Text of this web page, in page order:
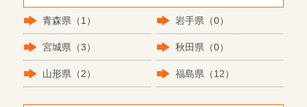
青森県（1） 岩手県（0）
宮城県（3） 秋田県（0）
山形県（2） 福島県（12）